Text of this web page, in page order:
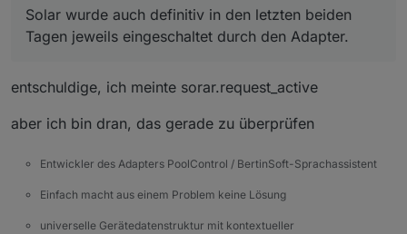
Solar wurde auch definitiv in den letzten beiden
Tagen jeweils eingeschaltet durch den Adapter.
entschuldige, ich meinte sorar.request_active
aber ich bin dran, das gerade zu überprüfen
Entwickler des Adapters PoolControl / BertinSoft-Sprachassistent
Einfach macht aus einem Problem keine Lösung
universelle Gerätedatenstruktur mit kontextueller